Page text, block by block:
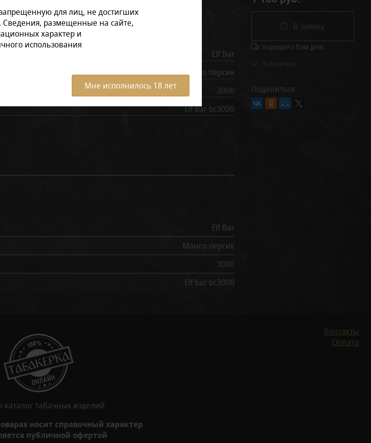
для лиц, не достигших
Сведения, размещенные на сайте,
характер и
использования
Мне исполнилось 18 лет
Все характеристики
Elf Bar
Манго персик
3000
Elf bar bc3000
Elf Bar
Манго персик
3000
Elf bar bc3000
В заявку
Хорошего Вам дня!
В наличии
Поделиться
табачных изделий
носит справочный характер
публичной офертой
Контакты
Оплата